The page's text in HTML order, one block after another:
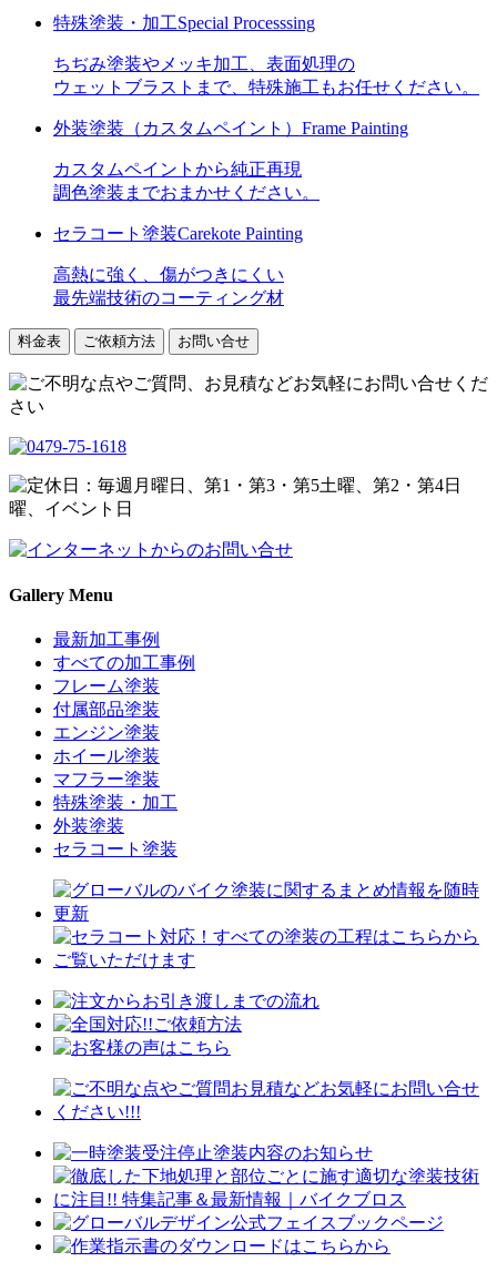
特殊塗装・加工Special Processsing
ちぢみ塗装やメッキ加工、表面処理の
ウェットブラストまで、特殊施工もお任せください。
外装塗装 （カスタムペイント） Frame Painting
カスタムペイントから純正再現
調色塗装までおまかせください。
セラコート塗装Carekote Painting
高熱に強く、傷がつきにくい
最先端技術のコーティング材
料金表 ご依頼方法 お問い合せ
Gallery Menu
最新加工事例
すべての加工事例
フレーム塗装
付属部品塗装
エンジン塗装
ホイール塗装
マフラー塗装
特殊塗装・加工
外装塗装
セラコート塗装